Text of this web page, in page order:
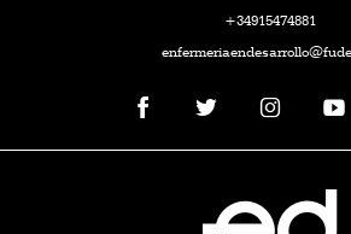
+34915474881